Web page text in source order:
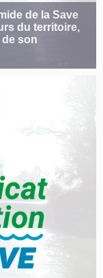
de la Save
du territoire,
son